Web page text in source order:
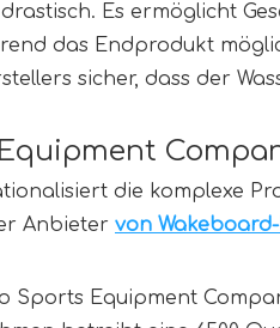
Es ermöglicht
das Endprodukt
sicher, dass der
die komplexe
Anbieter von
Equipment